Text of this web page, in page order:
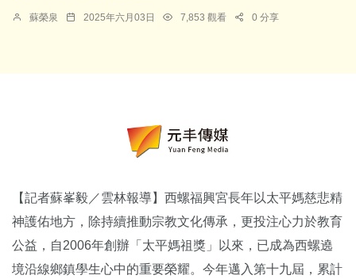
蘇榮泉 2025年六月03日 7,853 觀看 0 分享
【記者蘇峯毅／雲林報導】西螺福興宮長年以太平媽慈悲精
神護佑地方，除持續推動宗教文化傳承，更投注心力於教育
公益，自2006年創辦「太平媽祖獎」以來，已成為西螺遶
境沿線鄉鎮學生心中的重要榮耀。今年邁入第十九屆，累計